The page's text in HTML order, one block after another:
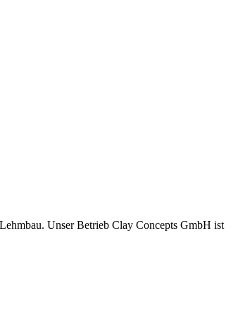
Unser Betrieb Clay Concepts GmbH ist